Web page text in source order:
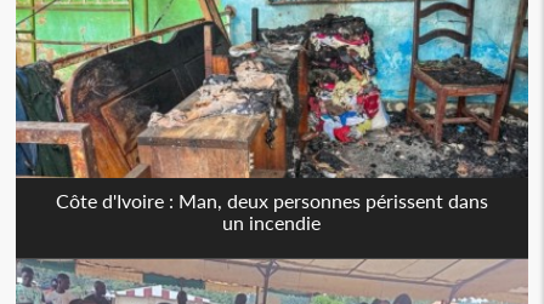
Côte d'Ivoire : Man, deux personnes périssent dans
un incendie